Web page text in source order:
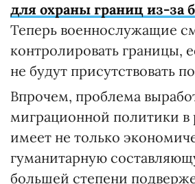
для охраны границ из-за
Теперь военнослужащие
контролировать границы,
не будут присутствовать
Впрочем, проблема
миграционной политики в
имеет не только
гуманитарную
большей степени